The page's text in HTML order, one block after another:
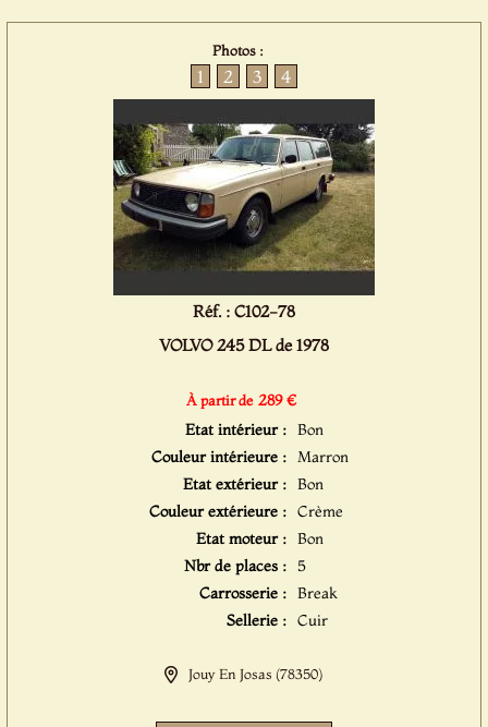
Photos :
1 2 3 4
Réf. : C102-78
VOLVO 245 DL de 1978
À partir de 289 €
Etat intérieur : Bon
Couleur intérieure : Marron
Etat extérieur : Bon
Couleur extérieure : Crème
Etat moteur : Bon
Nbr de places : 5
Carrosserie : Break
Sellerie : Cuir
Jouy En Josas (78350)